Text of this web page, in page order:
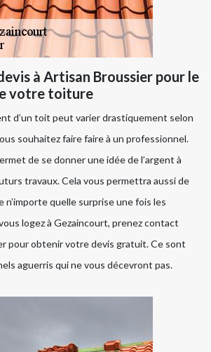
à Artisan Broussier pour le
votre toiture
d’un toit peut varier drastiquement selon
souhaitez faire faire à un professionnel.
de se donner une idée de l’argent à
travaux. Cela vous permettra aussi de
n’importe quelle surprise une fois les
logez à Gezaincourt, prenez contact
pour obtenir votre devis gratuit. Ce sont
aguerris qui ne vous décevront pas.